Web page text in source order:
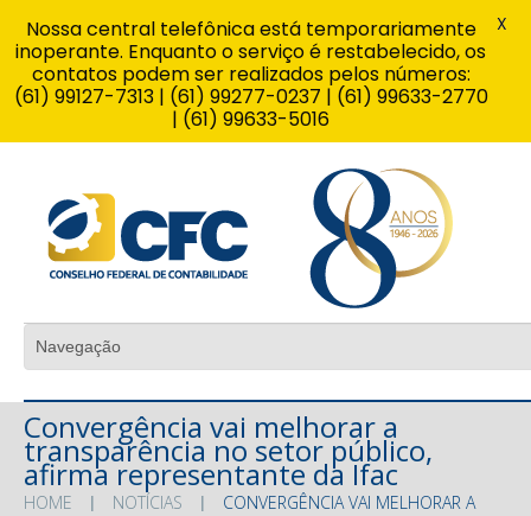
Convergência vai melhorar a
transparência no setor público,
afirma representante da Ifac
HOME NOTÍCIAS
CONVERGÊNCIA VAI MELHORAR A
Nossa central telefônica está temporariamente
inoperante. Enquanto o serviço é restabelecido, os
contatos podem ser realizados pelos números:
(61) 99127-7313 | (61) 99277-0237 | (61) 99633-2770
| (61) 99633-5016
X